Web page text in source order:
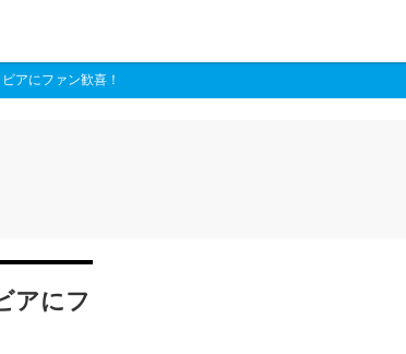
アにファン歓喜！
アにフ